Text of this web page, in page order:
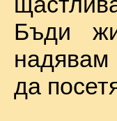
Бъди
надявам
да